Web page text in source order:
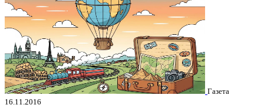
Газета
16.11.2016